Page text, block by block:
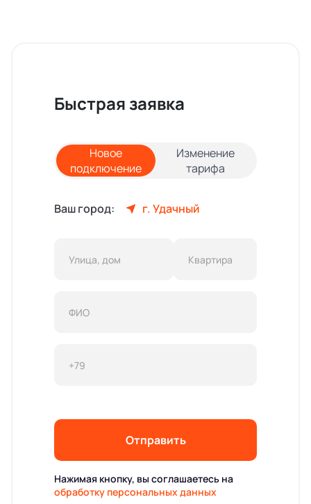
Быстрая заявка
Новое
подключение
Изменение
тарифа
Ваш город: г. Удачный
Отправить
Нажимая кнопку, вы соглашаетесь на
обработку персональных данных